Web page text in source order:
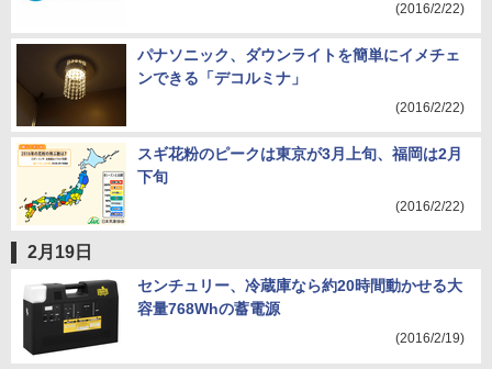
(2016/2/22)
パナソニック、ダウンライトを簡単にイメチェ
ンできる「デコルミナ」
(2016/2/22)
スギ花粉のピークは東京が3月上旬、福岡は2月
下旬
(2016/2/22)
2月19日
センチュリー、冷蔵庫なら約20時間動かせる大
容量768Whの蓄電源
(2016/2/19)